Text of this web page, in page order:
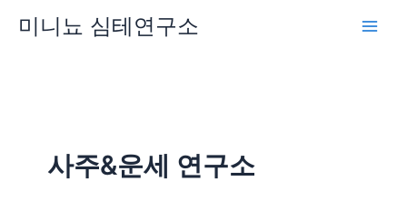
미니뇨 심테연구소
사주&운세 연구소